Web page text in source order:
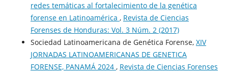
redes temáticas al fortalecimiento de la genética
forense en Latinoamérica , Revista de Ciencias
Forenses de Honduras: Vol. 3 Núm. 2 (2017)
Sociedad Latinoamericana de Genética Forense, XIV
JORNADAS LATINOAMERICANAS DE GENETICA
FORENSE, PANAMÁ 2024 , Revista de Ciencias Forenses